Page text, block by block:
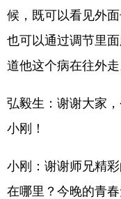
候，既可以看见外
也可以通过调节里
道他这个病在往外走
弘毅生：谢谢大家
小刚！
小刚：谢谢师兄精
在哪里？今晚的青